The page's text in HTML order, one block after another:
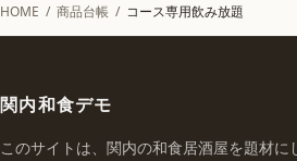
HOME / 商品台帳 / コース専用飲み放題
関内和食デモ
このサイトは、関内の和食居酒屋を題材に